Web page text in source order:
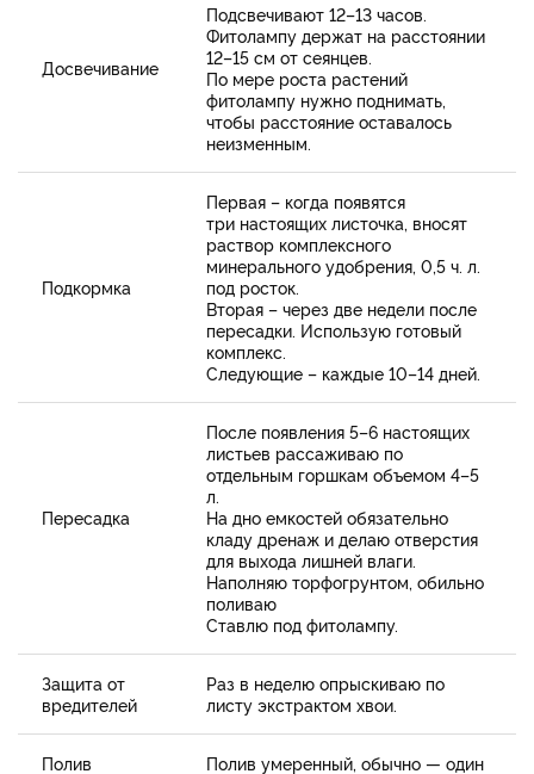
Досвечивание
Подсвечивают 12–13 часов.
Фитолампу держат на расстоянии
12–15 см от сеянцев.
По мере роста растений
фитолампу нужно поднимать,
чтобы расстояние оставалось
неизменным.
Подкормка
Первая – когда появятся
три настоящих листочка, вносят
раствор комплексного
минерального удобрения, 0,5 ч. л.
под росток.
Вторая – через две недели после
пересадки. Использую готовый
комплекс.
Следующие – каждые 10–14 дней.
Пересадка
После появления 5–6 настоящих
листьев рассаживаю по
отдельным горшкам объемом 4–5
л.
На дно емкостей обязательно
кладу дренаж и делаю отверстия
для выхода лишней влаги.
Наполняю торфогрунтом, обильно
поливаю
Ставлю под фитолампу.
Защита от
вредителей
Раз в неделю опрыскиваю по
листу экстрактом хвои.
Полив
Полив умеренный, обычно — один